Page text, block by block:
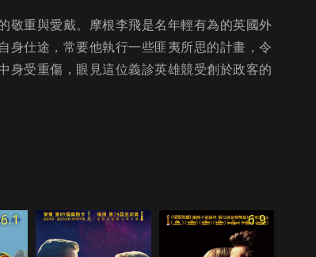
敬重與愛戴。摩根李飛是名年輕有為的英國外
身仕途，常要他執行一些匪夷所思的計畫，令
身受重傷，眼見這位義診英雄競受創於政客的
6.1 6.9